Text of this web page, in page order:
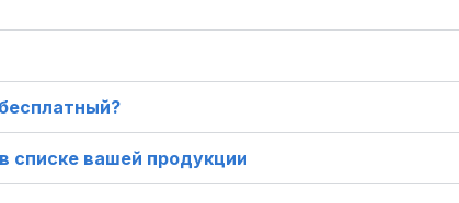
списке вашей продукции